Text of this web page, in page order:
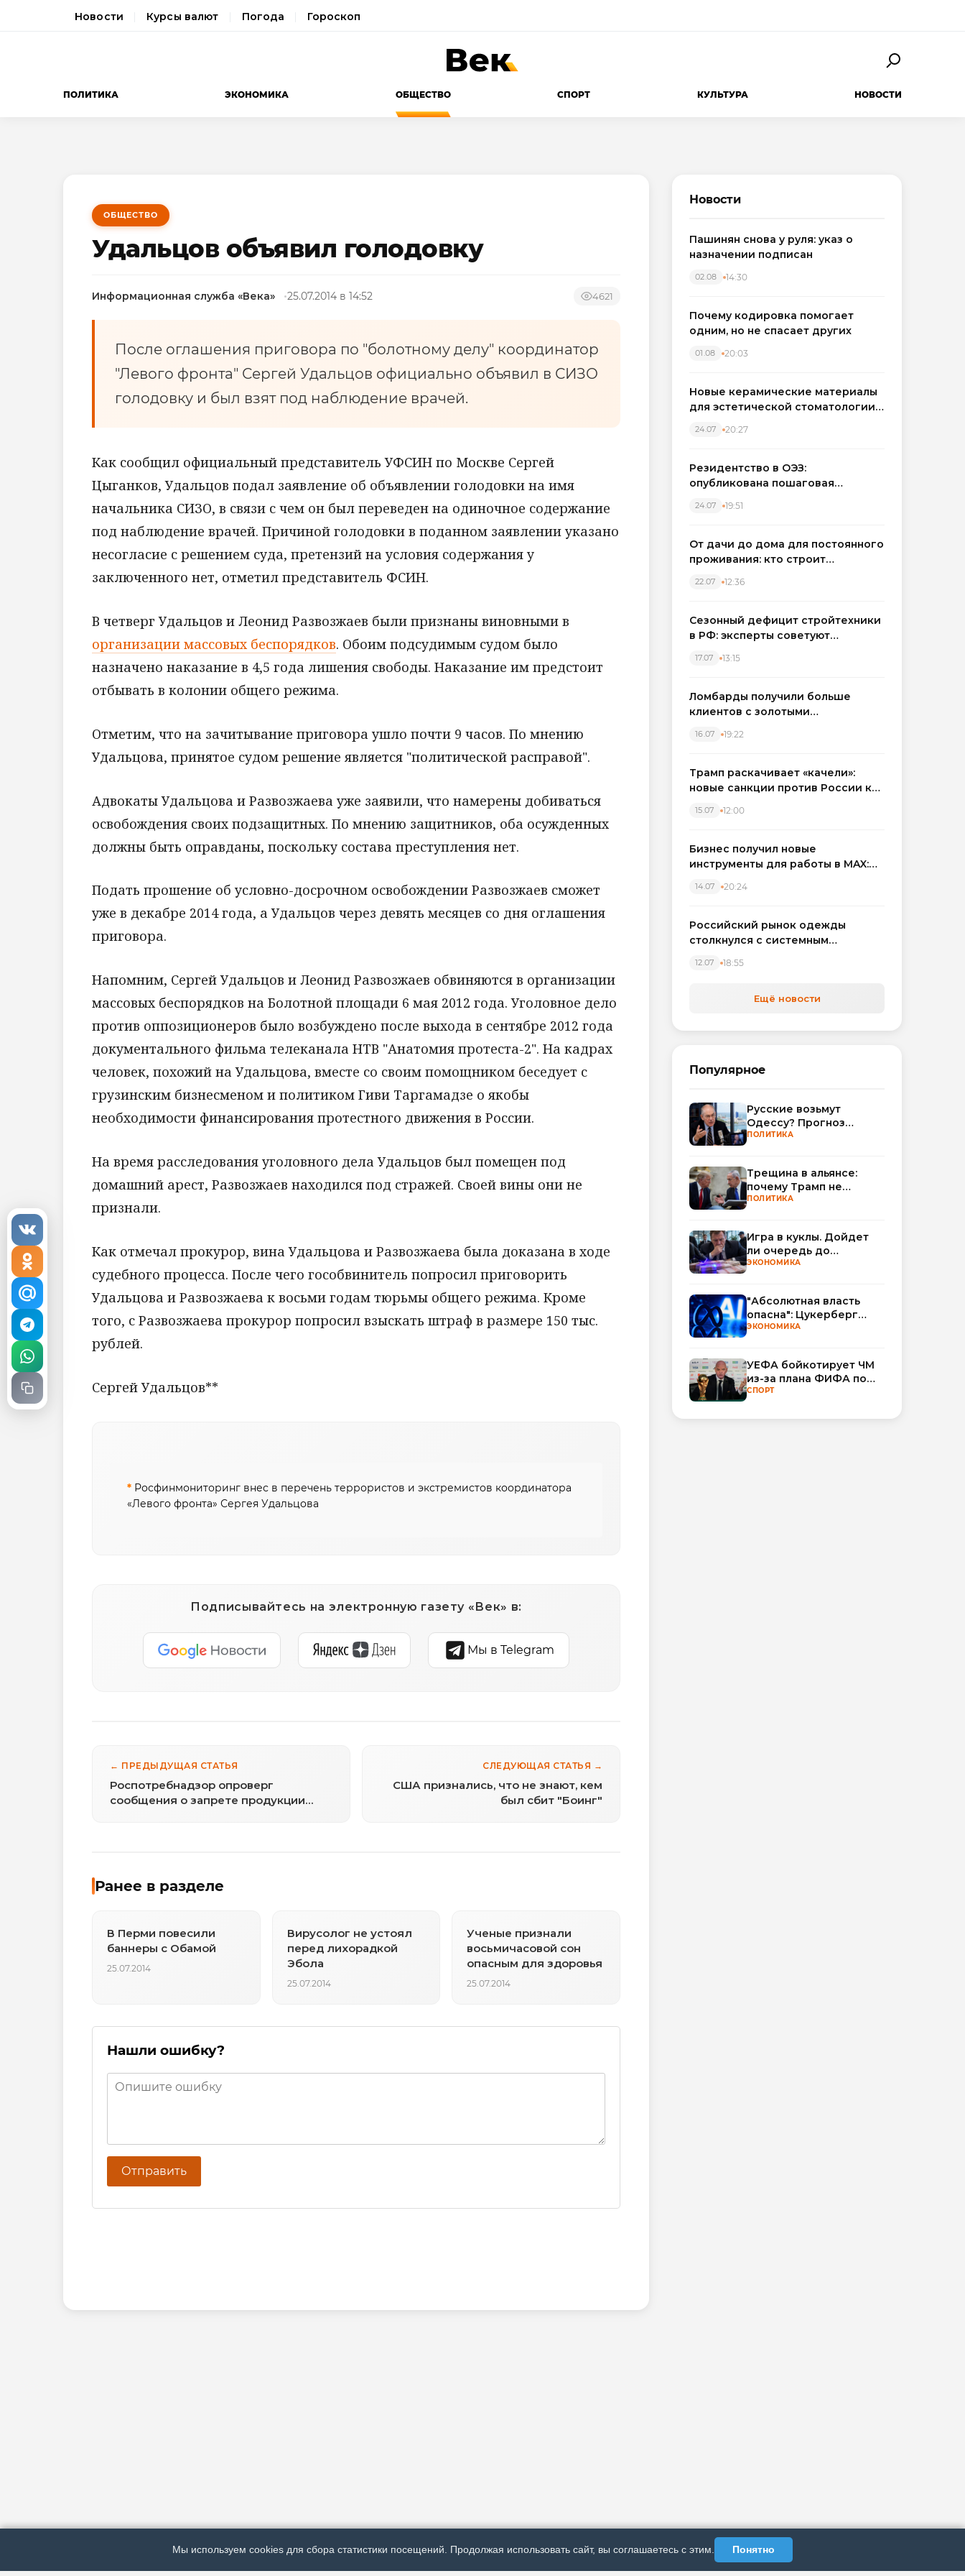
Новости Курсы валют Погода Гороскоп
ПОЛИТИКА ЭКОНОМИКА ОБЩЕСТВО СПОРТ КУЛЬТУРА НОВОСТИ
ОБЩЕСТВО
Удальцов объявил голодовку
Информационная служба «Века» 25.07.2014 в 14:52 4621
После оглашения приговора по "болотному делу" координатор
"Левого фронта" Сергей Удальцов официально объявил в СИЗО
голодовку и был взят под наблюдение врачей.
Как сообщил официальный представитель УФСИН по Москве Сергей
Цыганков, Удальцов подал заявление об объявлении голодовки на имя
начальника СИЗО, в связи с чем он был переведен на одиночное содержание
под наблюдение врачей. Причиной голодовки в поданном заявлении указано
несогласие с решением суда, претензий на условия содержания у
заключенного нет, отметил представитель ФСИН.
В четверг Удальцов и Леонид Развозжаев были признаны виновными в
организации массовых беспорядков. Обоим подсудимым судом было
назначено наказание в 4,5 года лишения свободы. Наказание им предстоит
отбывать в колонии общего режима.
Отметим, что на зачитывание приговора ушло почти 9 часов. По мнению
Удальцова, принятое судом решение является "политической расправой".
Адвокаты Удальцова и Развозжаева уже заявили, что намерены добиваться
освобождения своих подзащитных. По мнению защитников, оба осужденных
должны быть оправданы, поскольку состава преступления нет.
Подать прошение об условно-досрочном освобождении Развозжаев сможет
уже в декабре 2014 года, а Удальцов через девять месяцев со дня оглашения
приговора.
Напомним, Сергей Удальцов и Леонид Развозжаев обвиняются в организации
массовых беспорядков на Болотной площади 6 мая 2012 года. Уголовное дело
против оппозиционеров было возбуждено после выхода в сентябре 2012 года
документального фильма телеканала НТВ "Анатомия протеста-2". На кадрах
человек, похожий на Удальцова, вместе со своим помощником беседует с
грузинским бизнесменом и политиком Гиви Таргамадзе о якобы
необходимости финансирования протестного движения в России.
На время расследования уголовного дела Удальцов был помещен под
домашний арест, Развозжаев находился под стражей. Своей вины они не
признали.
Как отмечал прокурор, вина Удальцова и Развозжаева была доказана в ходе
судебного процесса. После чего гособвинитель попросил приговорить
Удальцова и Развозжаева к восьми годам тюрьмы общего режима. Кроме
того, с Развозжаева прокурор попросил взыскать штраф в размере 150 тыс.
рублей.
Сергей Удальцов**
* Росфинмониторинг внес в перечень террористов и экстремистов координатора
«Левого фронта» Сергея Удальцова
Подписывайтесь на электронную газету «Век» в:
Мы в Telegram
← ПРЕДЫДУЩАЯ СТАТЬЯ
Роспотребнадзор опроверг
сообщения о запрете продукции
СЛЕДУЮЩАЯ СТАТЬЯ →
США признались, что не знают, кем
был сбит "Боинг"
Ранее в разделе
В Перми повесили
баннеры с Обамой
25.07.2014
Вирусолог не устоял
перед лихорадкой
Эбола
25.07.2014
Ученые признали
восьмичасовой сон
опасным для здоровья
25.07.2014
Нашли ошибку?
Отправить
Новости
Пашинян снова у руля: указ о
назначении подписан
02.08 14:30
Почему кодировка помогает
одним, но не спасает других
01.08 20:03
Новые керамические материалы
для эстетической стоматологии
24.07 20:27
Резидентство в ОЭЗ:
опубликована пошаговая
налоговых льгот для инвесторов
24.07 19:51
От дачи до дома для постоянного
проживания: кто строит
Западном регионе
22.07 12:36
Сезонный дефицит стройтехники
в РФ: эксперты советуют
17.07 13:15
Ломбарды получили больше
клиентов с золотыми
вырос на фоне подорожания
16.07 19:22
Трамп раскачивает «качели»:
новые санкции против России как
15.07 12:00
Бизнес получил новые
инструменты для работы в MAX:
автоматизируют обработку
14.07 20:24
Российский рынок одежды
столкнулся с системным
12.07 18:55
Ещё новости
Популярное
Русские возьмут
Одессу? Прогноз
Миршаймера
ПОЛИТИКА
Трещина в альянсе:
почему Трамп не
поверил Нетаньяху по
ПОЛИТИКА
Игра в куклы. Дойдет
ли очередь до
Миллера?
ЭКОНОМИКА
"Абсолютная власть
опасна": Цукерберг
резко критикует OpenAI
ЭКОНОМИКА
УЕФА бойкотирует ЧМ
из-за плана ФИФА по
привлечению частных
СПОРТ
Мы используем cookies для сбора статистики посещений. Продолжая использовать сайт, вы соглашаетесь с этим. Понятно